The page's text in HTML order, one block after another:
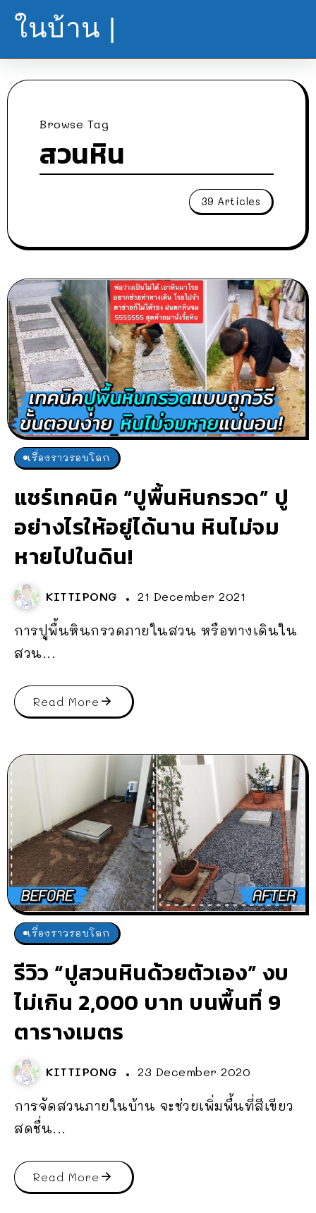
ในบ้าน |
Browse Tag
สวนหิน
39 Articles
เรื่องราวรอบโลก
แชร์เทคนิค “ปูพื้นหินกรวด” ปู
อย่างไรให้อยู่ได้นาน หินไม่จม
หายไปในดิน!
KITTIPONG 21 December 2021
การปูพื้นหินกรวดภายในสวน หรือทางเดินใน
สวน...
Read More
เรื่องราวรอบโลก
รีวิว “ปูสวนหินด้วยตัวเอง” งบ
ไม่เกิน 2,000 บาท บนพื้นที่ 9
ตารางเมตร
KITTIPONG 23 December 2020
การจัดสวนภายในบ้าน จะช่วยเพิ่มพื้นที่สีเขียว
สดชื่น...
Read More